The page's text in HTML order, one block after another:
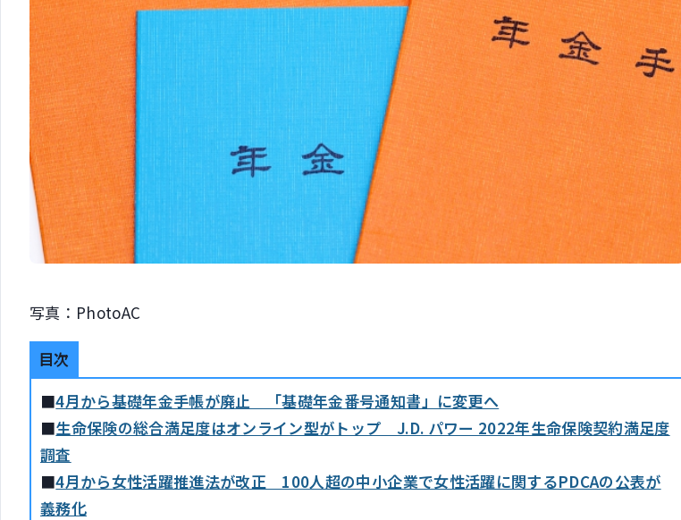
写真：PhotoAC
目次
■4月から基礎年金手帳が廃止 「基礎年金番号通知書」に変更へ
■生命保険の総合満足度はオンライン型がトップ J.D. パワー 2022年生命保険契約満足度
調査
■4月から女性活躍推進法が改正 100人超の中小企業で女性活躍に関するPDCAの公表が
義務化